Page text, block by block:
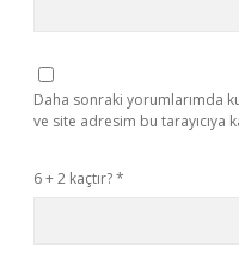
Daha sonraki yorumlarımda
ve site adresim bu tarayıcıya
6 + 2 kaçtır?*